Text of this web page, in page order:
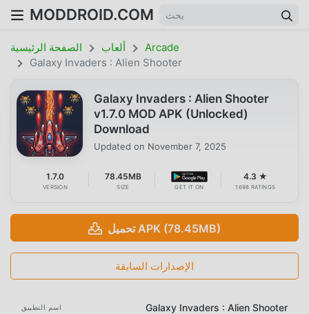
MODDROID.COM
الصفحة الرئيسية ألعاب
Arcade
Galaxy Invaders : Alien Shooter
Galaxy Invaders : Alien Shooter
v1.7.0 MOD APK (Unlocked)
Download
Updated on November 7, 2025
1.7.0
VERSION
78.45MB
SIZE GET IT ON
4.3 ★
1698 RATINGS
تحميل APK (78.45MB)
الإصدارات السابقة
اسم التطبيق Galaxy Invaders : Alien Shooter